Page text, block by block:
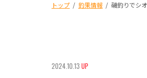
トップ / 釣果情報 / 磯釣りでシ
2024.10.13 UP